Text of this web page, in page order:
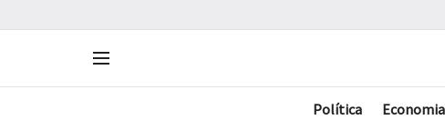
Política Economia